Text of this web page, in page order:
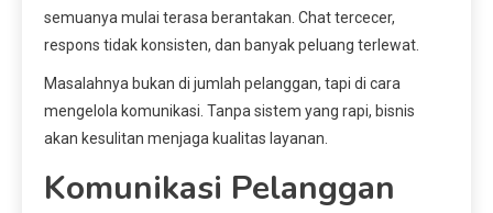
semuanya mulai terasa berantakan. Chat tercecer,
respons tidak konsisten, dan banyak peluang terlewat.
Masalahnya bukan di jumlah pelanggan, tapi di cara
mengelola komunikasi. Tanpa sistem yang rapi, bisnis
akan kesulitan menjaga kualitas layanan.
Komunikasi Pelanggan